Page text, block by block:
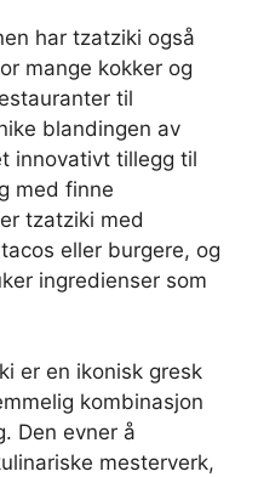
har tzatziki også
mange kokker og
til
blandingen av
innovativt tillegg til
med finne
tzatziki med
eller burgere, og
ingredienser som
er en ikonisk gresk
kombinasjon
Den evner å
mesterverk,